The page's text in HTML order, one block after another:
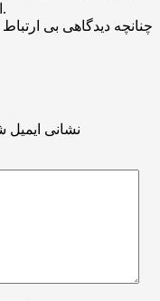
استفاده کرده باشید تایید نخواهد شد.
چنانچه دیدگاهی بی
نشانی ایمیل